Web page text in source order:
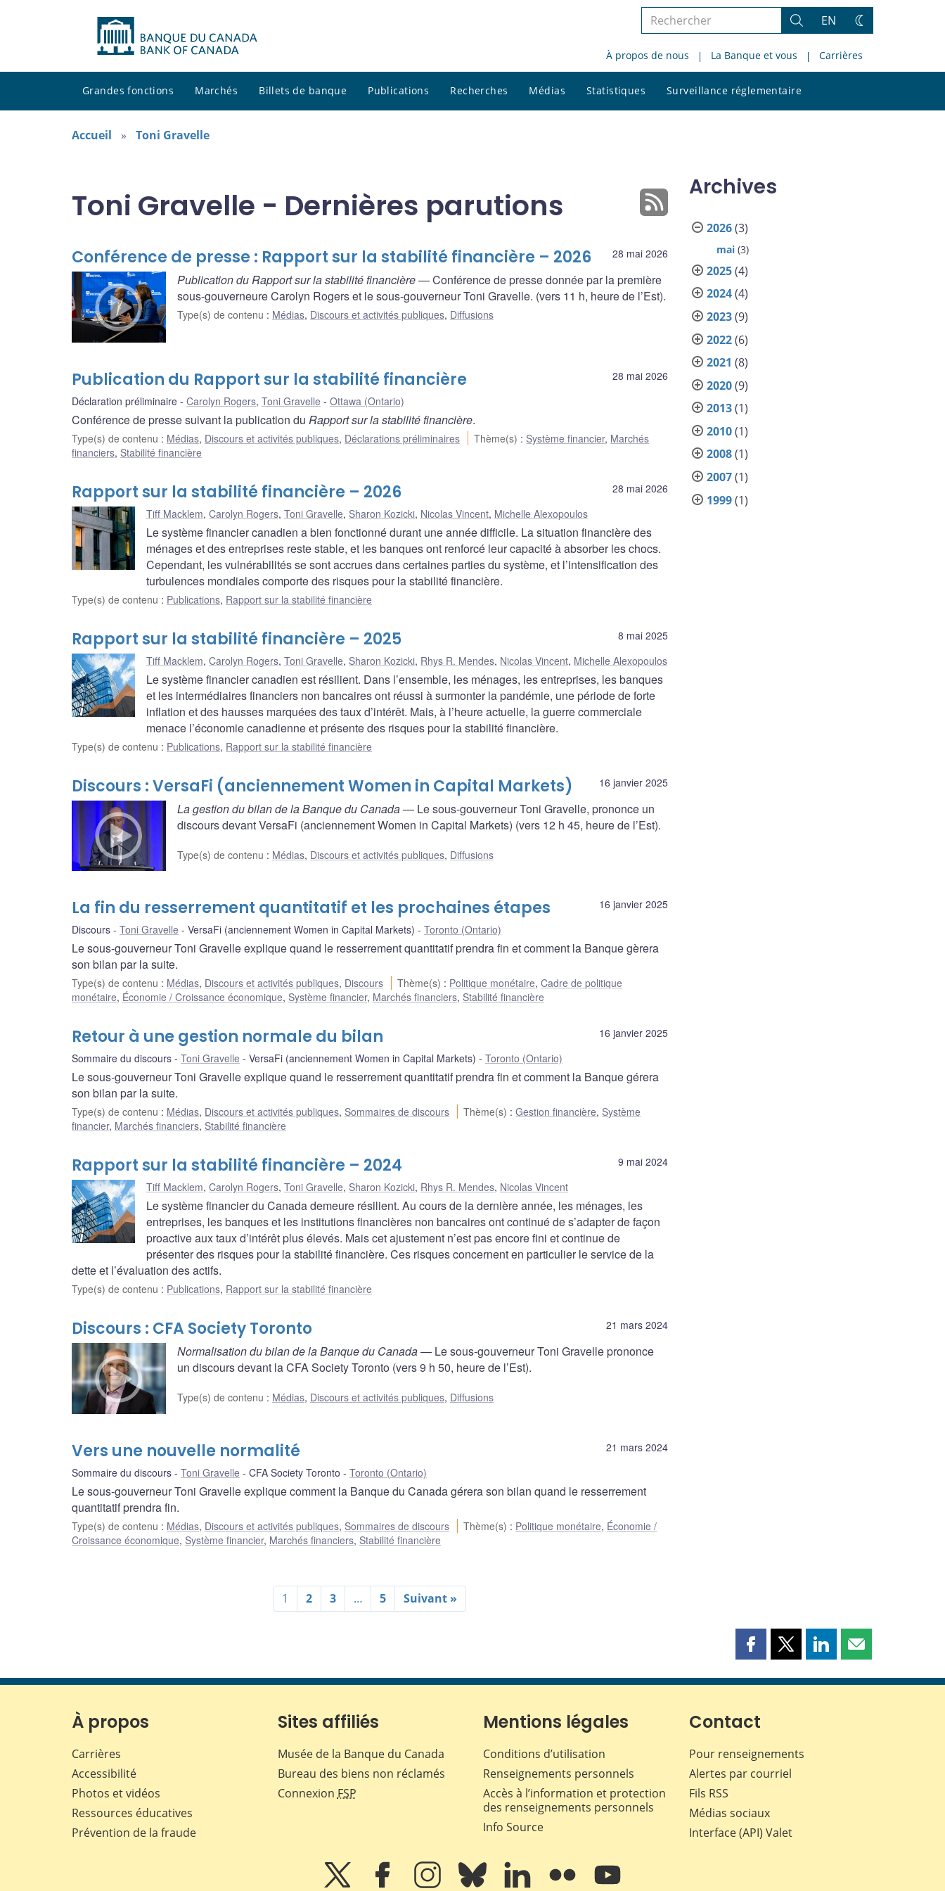
Rechercher
le
site
Rechercher
EN
Changez
thème
À propos de nous La Banque et vous Carrières
Grandes fonctions Marchés Billets de banque Publications Recherches Médias Statistiques Surveillance réglementaire
le
Accueil Toni Gravelle
Toni Gravelle - Dernières parutions
28 mai 2026
Conférence de presse : Rapport sur la stabilité financière – 2026
Publication du Rapport sur la stabilité financière— Conférence de presse donnée par la première
sous-gouverneure Carolyn Rogers et le sous-gouverneur Toni Gravelle. (vers 11 h, heure de l’Est).
Type(s) de contenu : Médias, Discours et activités publiques, Diffusions
28 mai 2026
Publication du Rapport sur la stabilité financière
Déclaration préliminaire Carolyn Rogers, Toni Gravelle Ottawa (Ontario)
Conférence de presse suivant la publication du Rapport sur la stabilité financière.
Type(s) de contenu : Médias, Discours et activités publiques, Déclarations préliminaires Thème(s) : Système financier, Marchés
financiers, Stabilité financière
28 mai 2026
Rapport sur la stabilité financière – 2026
Tiff Macklem, Carolyn Rogers, Toni Gravelle, Sharon Kozicki, Nicolas Vincent, Michelle Alexopoulos
Le système financier canadien a bien fonctionné durant une année difficile. La situation financière des
ménages et des entreprises reste stable, et les banques ont renforcé leur capacité à absorber les chocs.
Cependant, les vulnérabilités se sont accrues dans certaines parties du système, et l’intensification des
turbulences mondiales comporte des risques pour la stabilité financière.
Type(s) de contenu : Publications, Rapport sur la stabilité financière
8 mai 2025
Rapport sur la stabilité financière – 2025
Tiff Macklem, Carolyn Rogers, Toni Gravelle, Sharon Kozicki, Rhys R. Mendes, Nicolas Vincent, Michelle Alexopoulos
Le système financier canadien est résilient. Dans l’ensemble, les ménages, les entreprises, les banques
et les intermédiaires financiers non bancaires ont réussi à surmonter la pandémie, une période de forte
inflation et des hausses marquées des taux d’intérêt. Mais, à l’heure actuelle, la guerre commerciale
menace l’économie canadienne et présente des risques pour la stabilité financière.
Type(s) de contenu : Publications, Rapport sur la stabilité financière
16 janvier 2025
Discours : VersaFi (anciennement Women in Capital Markets)
La gestion du bilan de la Banque du Canada— Le sous-gouverneur Toni Gravelle, prononce un
discours devant VersaFi (anciennement Women in Capital Markets) (vers 12 h 45, heure de l’Est).
Type(s) de contenu : Médias, Discours et activités publiques, Diffusions
16 janvier 2025
La fin du resserrement quantitatif et les prochaines étapes
Discours Toni Gravelle VersaFi (anciennement Women in Capital Markets) Toronto (Ontario)
Le sous-gouverneur Toni Gravelle explique quand le resserrement quantitatif prendra fin et comment la Banque gèrera
son bilan par la suite.
Type(s) de contenu : Médias, Discours et activités publiques, Discours Thème(s) : Politique monétaire,Cadre de politique
monétaire, Économie / Croissance économique, Système financier, Marchés financiers, Stabilité financière
16 janvier 2025
Retour à une gestion normale du bilan
Sommaire du discours Toni Gravelle VersaFi (anciennement Women in Capital Markets) Toronto (Ontario)
Le sous-gouverneur Toni Gravelle explique quand le resserrement quantitatif prendra fin et comment la Banque gérera
son bilan par la suite.
Type(s) de contenu : Médias, Discours et activités publiques, Sommaires de discours Thème(s) :Gestion financière, Système
financier, Marchés financiers, Stabilité financière
9 mai 2024
Rapport sur la stabilité financière – 2024
Tiff Macklem, Carolyn Rogers, Toni Gravelle, Sharon Kozicki, Rhys R. Mendes, Nicolas Vincent
Le système financier du Canada demeure résilient. Au cours de la dernière année, les ménages, les
entreprises, les banques et les institutions financières non bancaires ont continué de s’adapter de façon
proactive aux taux d’intérêt plus élevés. Mais cet ajustement n’est pas encore fini et continue de
présenter des risques pour la stabilité financière. Ces risques concernent en particulier le service de la
dette et l’évaluation des actifs.
Type(s) de contenu : Publications, Rapport sur la stabilité financière
21 mars 2024
Discours : CFA Society Toronto
Normalisation du bilan de la Banque du Canada— Le sous-gouverneur Toni Gravelle prononce
un discours devant la CFA Society Toronto (vers 9 h 50, heure de l’Est).
Type(s) de contenu : Médias, Discours et activités publiques, Diffusions
21 mars 2024
Vers une nouvelle normalité
Sommaire du discours Toni Gravelle CFA Society Toronto Toronto (Ontario)
Le sous-gouverneur Toni Gravelle explique comment la Banque du Canada gérera son bilan quand le resserrement
quantitatif prendra fin.
Type(s) de contenu : Médias, Discours et activités publiques, Sommaires de discours Thème(s) : Politique monétaire, Économie /
Croissance économique, Système financier, Marchés financiers, Stabilité financière
1 2 3 … 5 Suivant »
Archives
2026(3)
mai (3)
2025(4)
2024(4)
2023(9)
2022(6)
2021 (8)
2020(9)
2013(1)
2010(1)
2008(1)
2007(1)
1999(1)
Partager
page
Facebook
Partager
page
Partager
page
Partager
page
À propos
Carrières
Accessibilité
Photos et vidéos
Ressources éducatives
Prévention de la fraude
Sites affiliés
Musée de la Banque du Canada
Bureau des biens non réclamés
Connexion FSP
Mentions légales
Conditions d’utilisation
Renseignements personnels
Accès à l’information et protection
des renseignements personnels
Info Source
Contact
Pour renseignements
Alertes par courriel
Fils RSS
Médias sociaux
Interface (API) Valet